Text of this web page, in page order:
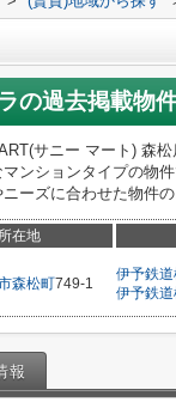
の過去掲載物
サニー マート) 森
ンションタイプの物
ニーズに合わせた物件
所在地
森松町749-1
伊予鉄
伊予鉄
報